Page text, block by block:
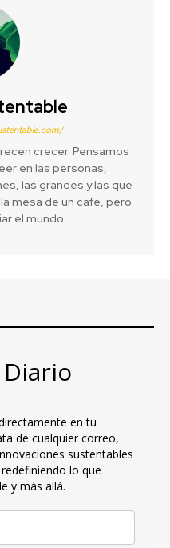
crecer. Pensamos
en las personas,
las grandes y las que
mesa de un café, pero
el mundo.
en tu
de cualquier correo,
sustentables
lo que
y más allá.